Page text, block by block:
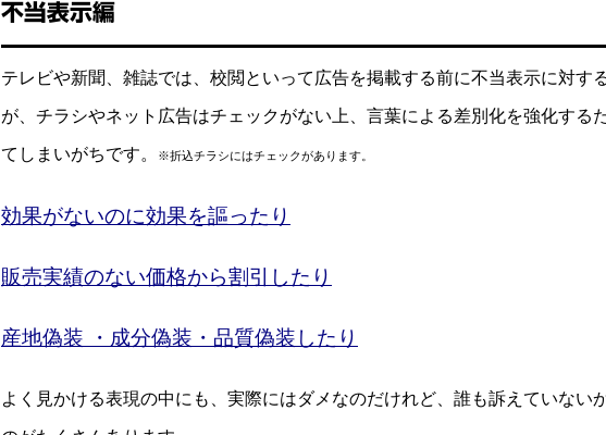
不当表示編
テレビや新聞、雑誌では、校閲といって広告を掲載する前に不当表示に対す
が、チラシやネット広告はチェックがない上、言葉による差別化を強化する
てしまいがちです。 ※折込チラシにはチェックがあります。
効果がないのに効果を謳ったり
販売実績のない価格から割引したり
産地偽装 ・成分偽装・品質偽装したり
よく見かける表現の中にも、実際にはダメなのだけれど、誰も訴えていない